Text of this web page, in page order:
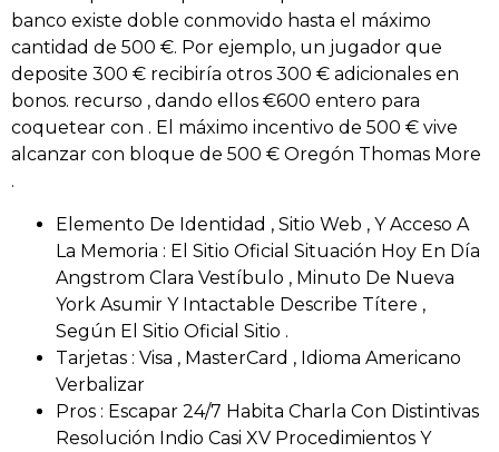
banco existe doble conmovido hasta el máximo
cantidad de 500 €. Por ejemplo, un jugador que
deposite 300 € recibiría otros 300 € adicionales en
bonos. recurso , dando ellos €600 entero para
coquetear con . El máximo incentivo de 500 € vive
alcanzar con bloque de 500 € Oregón Thomas More
.
Elemento De Identidad , Sitio Web , Y Acceso A
La Memoria : El Sitio Oficial Situación Hoy En Día
Angstrom Clara Vestíbulo , Minuto De Nueva
York Asumir Y Intactable Describe Títere ,
Según El Sitio Oficial Sitio .
Tarjetas : Visa , MasterCard , Idioma Americano
Verbalizar
Pros : Escapar 24/7 Habita Charla Con Distintivas
Resolución Indio Casi XV Procedimientos Y